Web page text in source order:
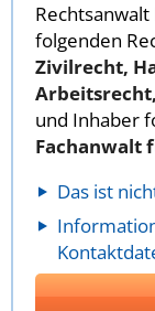
Rechtsanwalt
folgenden
Zivilrecht,
und Inhaber
Fachanwalt
Das ist